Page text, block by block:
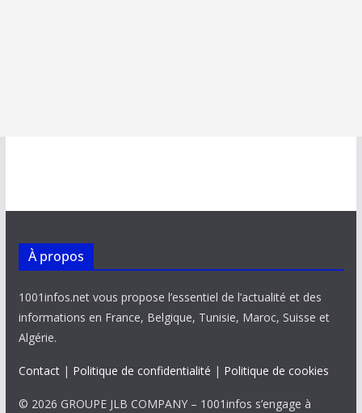
À propos
1001infos.net vous propose l’essentiel de l’actualité et des
informations en France, Belgique, Tunisie, Maroc, Suisse et
Algérie.
Contact| Politique de confidentialité | Politique de cookies
© 2026 GROUPE JLB COMPANY – 1001infos s’engage à